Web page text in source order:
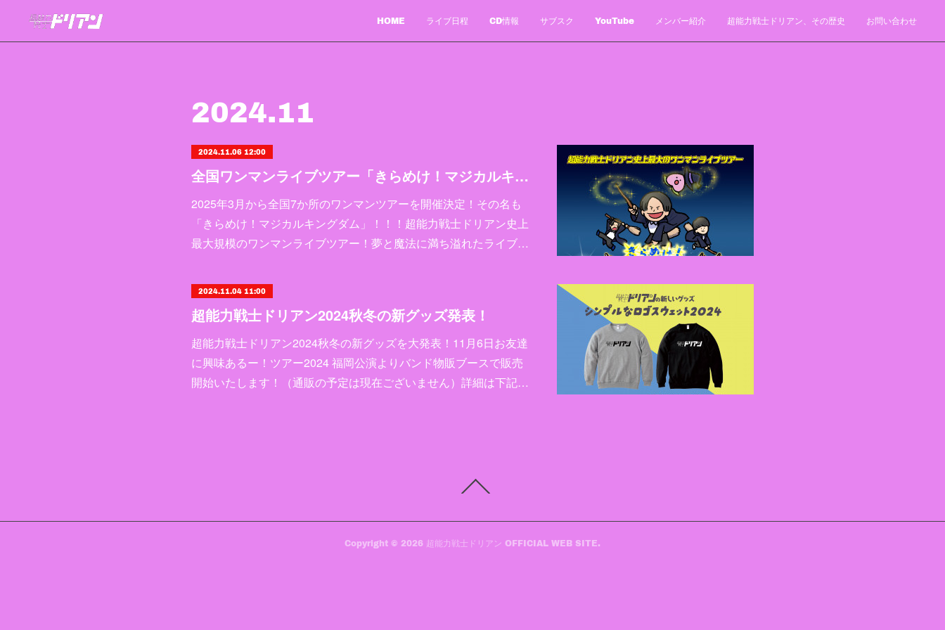
HOME ライブ日程 CD情報 サブスク YouTube メンバー紹介 超能力戦士ドリアン、その歴史 お問い合わせ
2024.11
2024.11.06 12:00
全国ワンマンライブツアー「きらめけ！マジカルキングダム」開催決定！
2025年3月から全国7か所のワンマンツアーを開催決定！その名も
「きらめけ！マジカルキングダム」！！！超能力戦士ドリアン史上
最大規模のワンマンライブツアー！夢と魔法に満ち溢れたライブ…
2024.11.04 11:00
超能力戦士ドリアン2024秋冬の新グッズ発表！
超能力戦士ドリアン2024秋冬の新グッズを大発表！11月6日お友達
に興味あるー！ツアー2024 福岡公演よりバンド物販ブースで販売
開始いたします！（通販の予定は現在ございません）詳細は下記…
Copyright © 2026 超能力戦士ドリアン OFFICIAL WEB SITE.